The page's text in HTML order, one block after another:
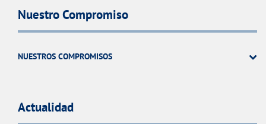
Nuestro Compromiso
NUESTROS COMPROMISOS
Actualidad